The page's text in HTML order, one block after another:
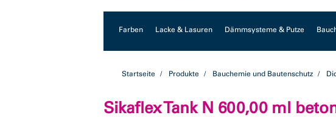
Farben Lacke & Lasuren Dämmsysteme & Putze
Startseite Produkte Bauchemie und Bautenschutz
Sikaflex Tank N 600,00 ml